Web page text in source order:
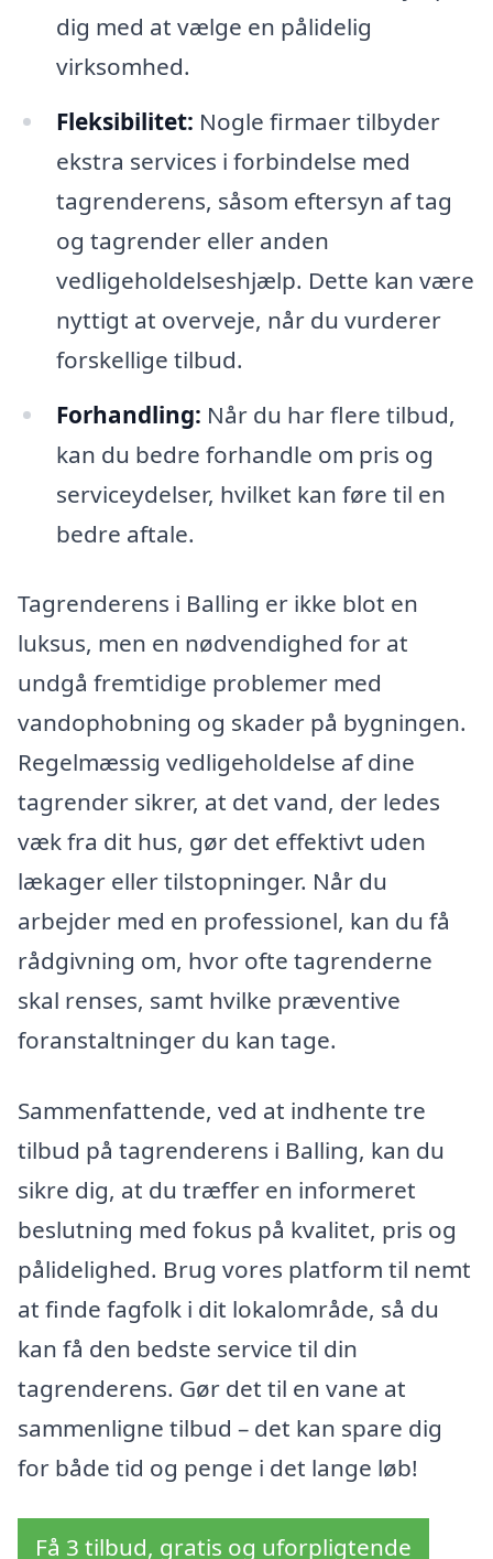
dig med at vælge en pålidelig
virksomhed.
Fleksibilitet: Nogle firmaer tilbyder
ekstra services i forbindelse med
tagrenderens, såsom eftersyn af tag
og tagrender eller anden
vedligeholdelseshjælp. Dette kan være
nyttigt at overveje, når du vurderer
forskellige tilbud.
Forhandling: Når du har flere tilbud,
kan du bedre forhandle om pris og
serviceydelser, hvilket kan føre til en
bedre aftale.
Tagrenderens i Balling er ikke blot en
luksus, men en nødvendighed for at
undgå fremtidige problemer med
vandophobning og skader på bygningen.
Regelmæssig vedligeholdelse af dine
tagrender sikrer, at det vand, der ledes
væk fra dit hus, gør det effektivt uden
lækager eller tilstopninger. Når du
arbejder med en professionel, kan du få
rådgivning om, hvor ofte tagrenderne
skal renses, samt hvilke præventive
foranstaltninger du kan tage.
Sammenfattende, ved at indhente tre
tilbud på tagrenderens i Balling, kan du
sikre dig, at du træffer en informeret
beslutning med fokus på kvalitet, pris og
pålidelighed. Brug vores platform til nemt
at finde fagfolk i dit lokalområde, så du
kan få den bedste service til din
tagrenderens. Gør det til en vane at
sammenligne tilbud – det kan spare dig
for både tid og penge i det lange løb!
Få 3 tilbud, gratis og uforpligtende